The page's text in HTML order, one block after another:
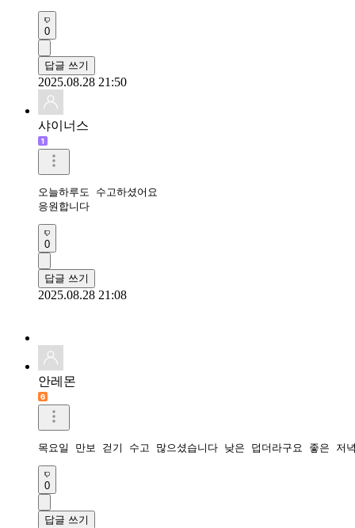
0
답글 쓰기
2025.08.28 21:50
샤이너스
오늘하루도 수고하셨어요
응원합니다
0
답글 쓰기
2025.08.28 21:08
안레몬
목요일 만보 걷기 수고 많으셨습니다 낮은 덥더라구요 좋은 저
0
답글 쓰기